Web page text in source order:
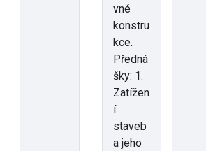
vné
konstru
kce.
Předná
šky: 1.
Zatížen
í
staveb
a jeho